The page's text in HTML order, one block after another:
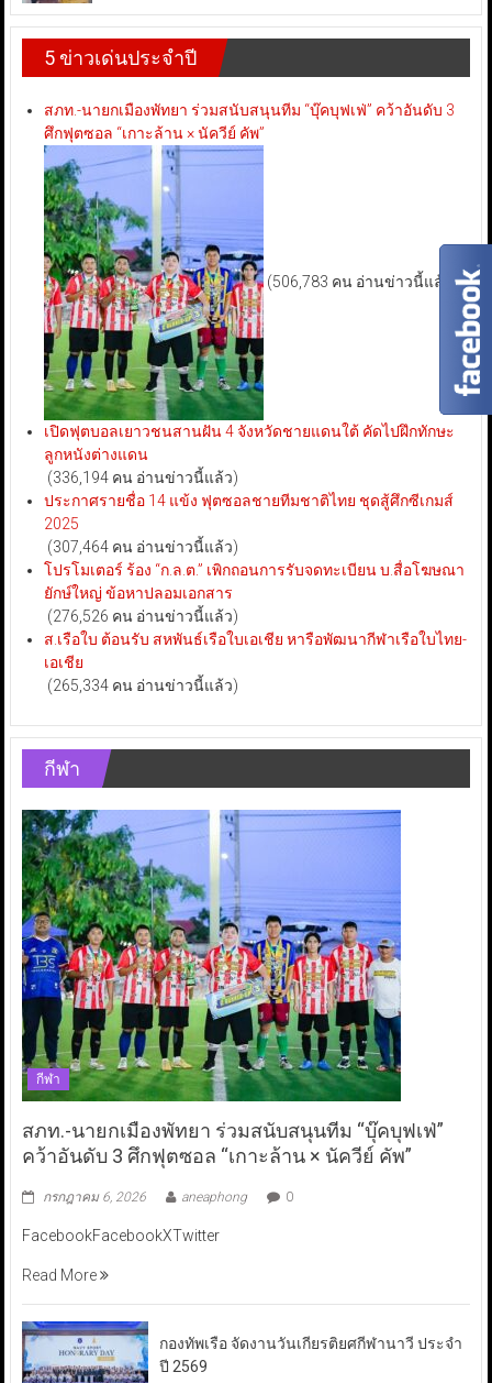
5 ข่าวเด่นประจำปี
สภท.-นายกเมืองพัทยา ร่วมสนับสนุนทีม “บุ๊คบุฟเฟ่” คว้าอันดับ 3
ศึกฟุตซอล “เกาะล้าน × นัควีย์ คัพ”
(506,783 คน อ่านข่าวนี้แล้ว)
เปิดฟุตบอลเยาวชนสานฝัน 4 จังหวัดชายแดนใต้ คัดไปฝึกทักษะ
ลูกหนังต่างแดน
(336,194 คน อ่านข่าวนี้แล้ว)
ประกาศรายชื่อ 14 แข้ง ฟุตซอลชายทีมชาติไทย ชุดสู้ศึกซีเกมส์
2025
(307,464 คน อ่านข่าวนี้แล้ว)
โปรโมเตอร์ ร้อง “ก.ล.ต.” เพิกถอนการรับจดทะเบียน บ.สื่อโฆษณา
ยักษ์ใหญ่ ข้อหาปลอมเอกสาร
(276,526 คน อ่านข่าวนี้แล้ว)
ส.เรือใบ ต้อนรับ สหพันธ์เรือใบเอเชีย หารือพัฒนากีฬาเรือใบไทย-
เอเชีย
(265,334 คน อ่านข่าวนี้แล้ว)
กีฬา
กีฬา
สภท.-นายกเมืองพัทยา ร่วมสนับสนุนทีม “บุ๊คบุฟเฟ่”
คว้าอันดับ 3 ศึกฟุตซอล “เกาะล้าน × นัควีย์ คัพ”
กรกฎาคม 6, 2026 aneaphong 0
FacebookFacebookXTwitter
Read More
กองทัพเรือ จัดงานวันเกียรติยศกีฬานาวี ประจำ
ปี 2569